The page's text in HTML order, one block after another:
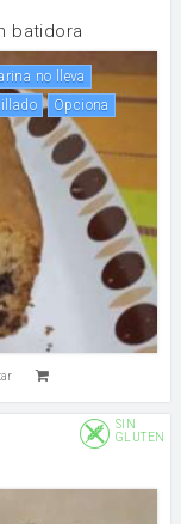
batidora
no lleva
Opciona
SIN
GLUTEN